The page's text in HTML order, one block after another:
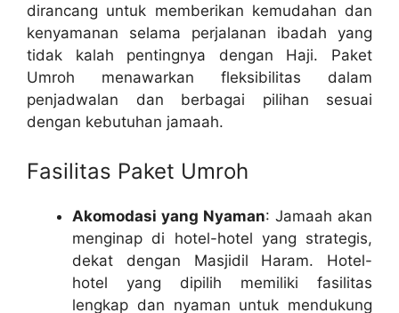
dirancang untuk memberikan kemudahan dan
kenyamanan selama perjalanan ibadah yang
tidak kalah pentingnya dengan Haji. Paket
Umroh menawarkan fleksibilitas dalam
penjadwalan dan berbagai pilihan sesuai
dengan kebutuhan jamaah.
Fasilitas Paket Umroh
Akomodasi yang Nyaman: Jamaah akan
menginap di hotel-hotel yang strategis,
dekat dengan Masjidil Haram. Hotel-
hotel yang dipilih memiliki fasilitas
lengkap dan nyaman untuk mendukung